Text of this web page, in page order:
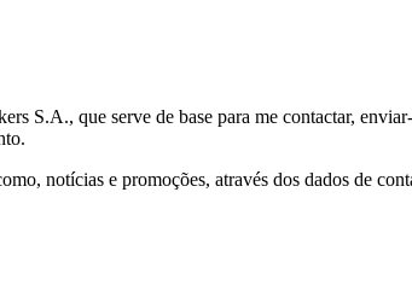
S.A., que serve de base para me contactar,
notícias e promoções, através dos dados de